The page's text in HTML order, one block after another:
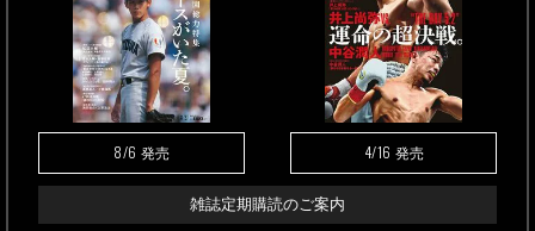
8/6 発売 4/16 発売
雑誌定期購読のご案内